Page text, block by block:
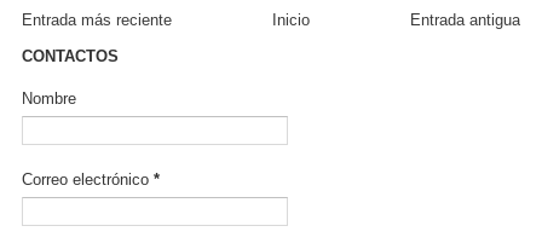
Entrada más reciente Entrada antigua
Inicio
CONTACTOS
Nombre
Correo electrónico *